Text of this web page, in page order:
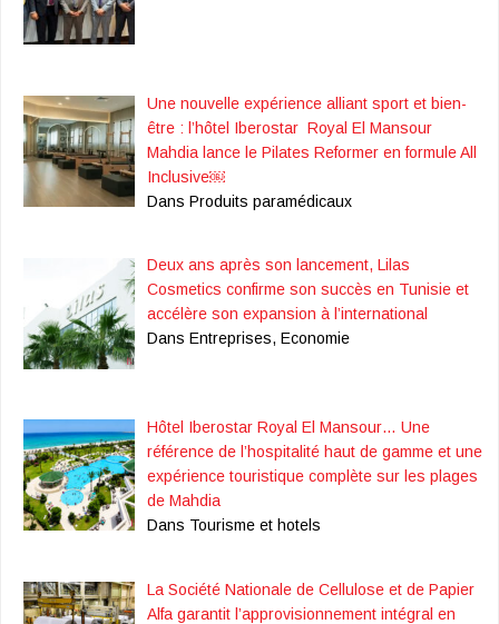
Une nouvelle expérience alliant sport et bien-
être : l’hôtel Iberostar Royal El Mansour
Mahdia lance le Pilates Reformer en formule All
Inclusive￼
Dans Produits paramédicaux
Deux ans après son lancement, Lilas
Cosmetics confirme son succès en Tunisie et
accélère son expansion à l’international
Dans Entreprises, Economie
Hôtel Iberostar Royal El Mansour… Une
référence de l’hospitalité haut de gamme et une
expérience touristique complète sur les plages
de Mahdia
Dans Tourisme et hotels
La Société Nationale de Cellulose et de Papier
Alfa garantit l’approvisionnement intégral en